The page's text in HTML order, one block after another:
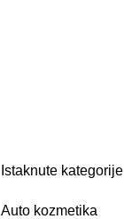
Istaknute kategorije
Auto kozmetika